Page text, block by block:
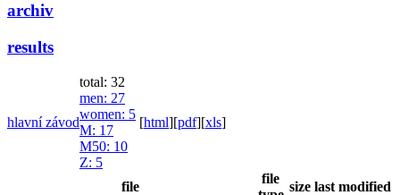
archiv
results
hlavní závod
total: 32
men: 27
women: 5
M: 17
M50: 10
Z: 5
[html][pdf][xls]
file
file
size last modified